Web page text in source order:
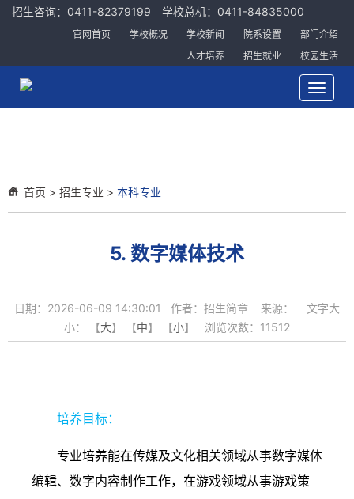
招生咨询：0411-82379199 学校总机：0411-84835000
官网首页 学校概况 学校新闻 院系设置
部门介绍
人才培养
招生就业 校园生活
Toggle
首页 > 招生专业 > 本科专业
5. 数字媒体技术
日期：2026-06-09 14:30:01 作者：招生简章 来源： 文字大
小： 【大】 【中】 【小】 浏览次数： 11512
培养目标：
专业培养能在传媒及文化相关领域从事数字媒体
编辑、数字内容制作工作，在游戏领域从事游戏策